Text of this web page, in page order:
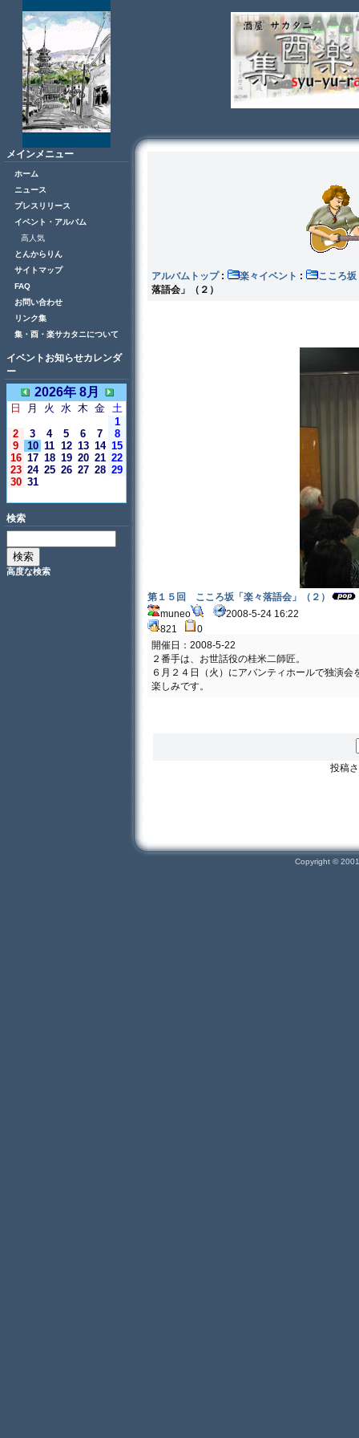
メインメニュー
ホーム
ニュース
プレスリリース
イベント・アルバム
高人気
とんからりん
サイトマップ
FAQ
お問い合わせ
リンク集
集・酉・楽サカタニについて
イベントお知らせカレンダ
ー
2026年 8月
日 月 火 水 木 金 土
1
2
3 4 5 6 7
8
9
10 11 12 13 14 15
16 17 18 19 20 21 22
23 24 25 26 27 28 29
30 31
検索
高度な検索
アルバムトップ: 楽々イベント :
こころ
落語会」（２）
第１５回 こころ坂「楽々落語会」（２）
muneo
2008-5-24 16:22
821
0
開催日：2008-5-22
２番手は、お世話役の桂米二師匠。
６月２４日（火）にアバンティホールで独演会
楽しみです。
投稿
Copyright ©